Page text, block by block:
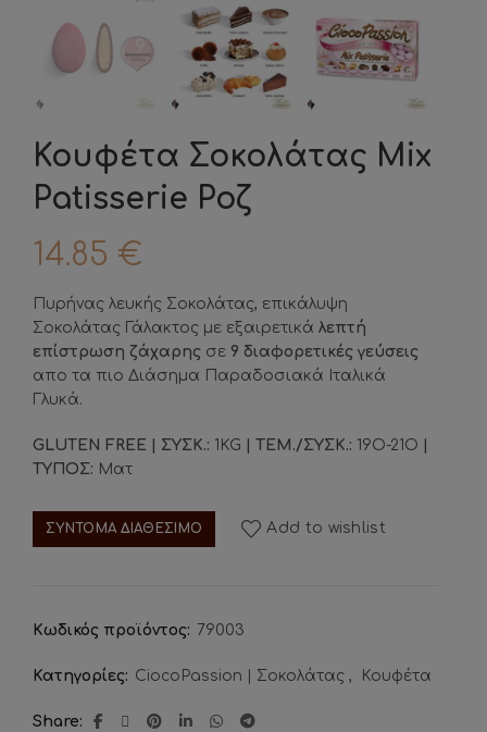
Κουφέτα Σοκολάτας Mix
Patisserie Ροζ
14.85 €
Πυρήνας λευκής Σοκολάτας, επικάλυψη
Σοκολάτας Γάλακτος με εξαιρετικά λεπτή
επίστρωση ζάχαρης σε 9 διαφορετικές γεύσεις
απο τα πιο Διάσημα Παραδοσιακά Ιταλικά
Γλυκά.
GLUTEN FREE | ΣΥΣΚ.: 1KG | ΤΕΜ./ΣΥΣΚ.: 19Ο-21Ο
ΤΥΠΟΣ: Ματ
ΣΥΝΤΟΜΑ ΔΙΑΘΕΣΙΜΟ Add to wishlist
Κωδικός προϊόντος: 79003
Κατηγορίες: CiocoPassion | Σοκολάτας , Κουφέτα
Share